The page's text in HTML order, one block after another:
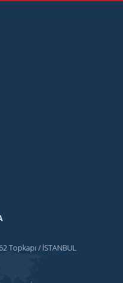
Topkapı / İSTANBUL